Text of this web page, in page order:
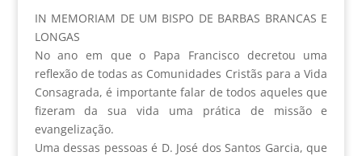
IN MEMORIAM DE UM BISPO DE BARBAS BRANCAS E
LONGAS
No ano em que o Papa Francisco decretou uma
reflexão de todas as Comunidades Cristãs para a Vida
Consagrada, é importante falar de todos aqueles que
fizeram da sua vida uma prática de missão e
evangelização.
Uma dessas pessoas é D. José dos Santos Garcia, que